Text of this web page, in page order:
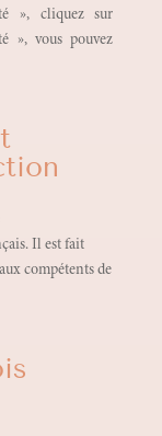
», cliquez sur
», vous pouvez
Il est fait
compétents de